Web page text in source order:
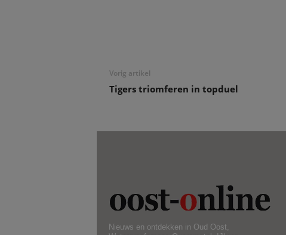
Vorig artikel
Tigers triomferen in topduel
Nieuws en ontdekken in Oud Oost,